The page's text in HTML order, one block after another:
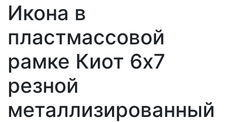
Икона в
пластмассовой
рамке Киот 6х7
резной
металлизированный